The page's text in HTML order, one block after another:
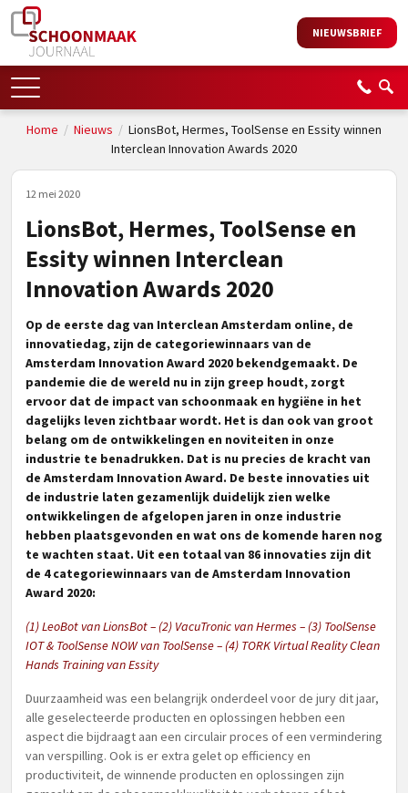
NIEUWSBRIEF
Home / Nieuws / LionsBot, Hermes, ToolSense en Essity winnen
Interclean Innovation Awards 2020
12 mei 2020
LionsBot, Hermes, ToolSense en
Essity winnen Interclean
Innovation Awards 2020
Op de eerste dag van Interclean Amsterdam online, de
innovatiedag, zijn de categoriewinnaars van de
Amsterdam Innovation Award 2020 bekendgemaakt. De
pandemie die de wereld nu in zijn greep houdt, zorgt
ervoor dat de impact van schoonmaak en hygiëne in het
dagelijks leven zichtbaar wordt. Het is dan ook van groot
belang om de ontwikkelingen en noviteiten in onze
industrie te benadrukken. Dat is nu precies de kracht van
de Amsterdam Innovation Award. De beste innovaties uit
de industrie laten gezamenlijk duidelijk zien welke
ontwikkelingen de afgelopen jaren in onze industrie
hebben plaatsgevonden en wat ons de komende haren nog
te wachten staat. Uit een totaal van 86 innovaties zijn dit
de 4 categoriewinnaars van de Amsterdam Innovation
Award 2020:
(1) LeoBot van LionsBot – (2) VacuTronic van Hermes – (3) ToolSense
IOT & ToolSense NOW van ToolSense – (4) TORK Virtual Reality Clean
Hands Training van Essity
Duurzaamheid was een belangrijk onderdeel voor de jury dit jaar,
alle geselecteerde producten en oplossingen hebben een
aspect die bijdraagt aan een circulair proces of een vermindering
van verspilling. Ook is er extra gelet op efficiency en
productiviteit, de winnende producten en oplossingen zijn